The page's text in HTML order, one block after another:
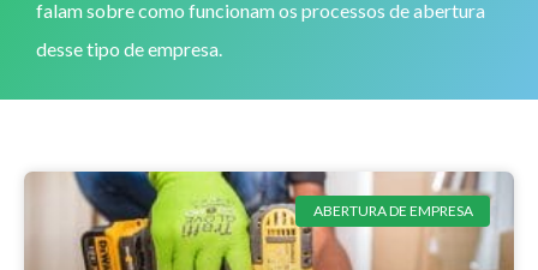
falam sobre como funcionam os processos de abertura
desse tipo de empresa.
ABERTURA DE EMPRESA